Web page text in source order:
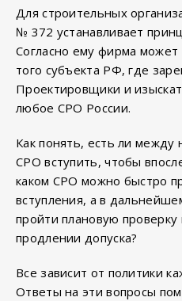
Для строительных
№ 372 устанавливает
Согласно ему фирма может
того субъекта РФ, где
Проектировщики и
любое СРО России.
Как понять, есть ли между
СРО вступить, чтобы
каком СРО можно быстро
вступления, а в
пройти плановую
продлении допуска?
Все зависит от политики
Ответы на эти вопросы